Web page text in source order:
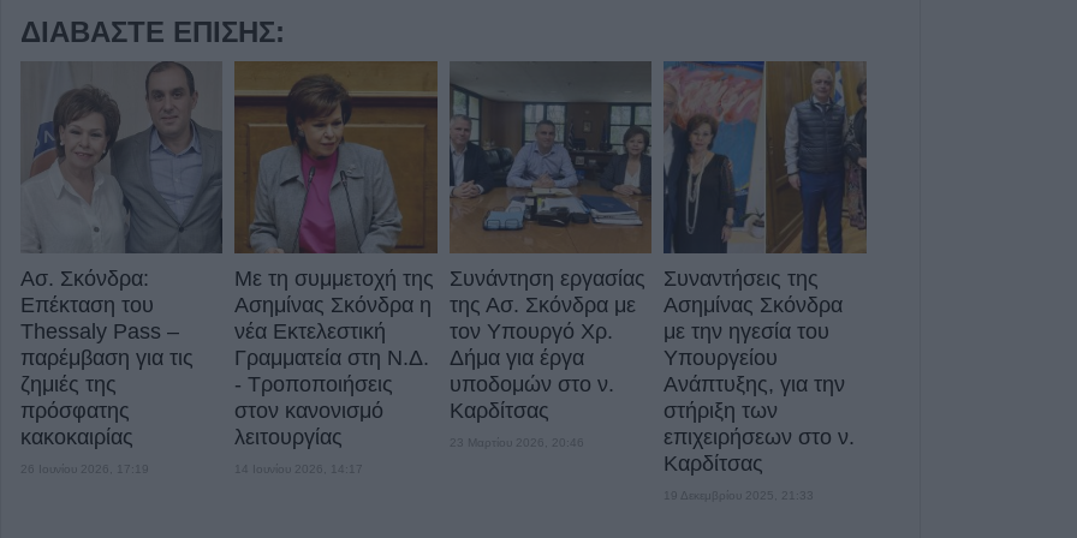
ΔΙΑΒΆΣΤΕ ΕΠΊΣΗΣ:
Ασ. Σκόνδρα:
Επέκταση του
Thessaly Pass –
παρέμβαση για τις
ζημιές της
πρόσφατης
κακοκαιρίας
26 Ιουνίου 2026, 17:19
Με τη συμμετοχή της
Ασημίνας Σκόνδρα η
νέα Εκτελεστική
Γραμματεία στη Ν.Δ.
- Τροποποιήσεις
στον κανονισμό
λειτουργίας
14 Ιουνίου 2026, 14:17
Συνάντηση εργασίας
της Ασ. Σκόνδρα με
τον Υπουργό Χρ.
Δήμα για έργα
υποδομών στο ν.
Καρδίτσας
23 Μαρτίου 2026, 20:46
Συναντήσεις της
Ασημίνας Σκόνδρα
με την ηγεσία του
Υπουργείου
Ανάπτυξης, για την
στήριξη των
επιχειρήσεων στο ν.
Καρδίτσας
19 Δεκεμβρίου 2025, 21:33